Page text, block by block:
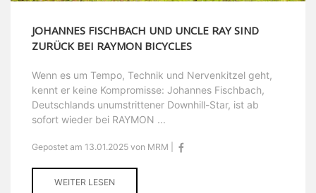
JOHANNES FISCHBACH UND UNCLE RAY SIND
ZURÜCK BEI RAYMON BICYCLES
Wenn es um Tempo, Technik und Nervenkitzel geht,
kennt er keine Kompromisse: Johannes Fischbach,
Deutschlands unumstrittener Downhill-Star, ist ab
sofort wieder bei RAYMON ...
Gepostet am 13.01.2025 von MRM |
WEITER LESEN